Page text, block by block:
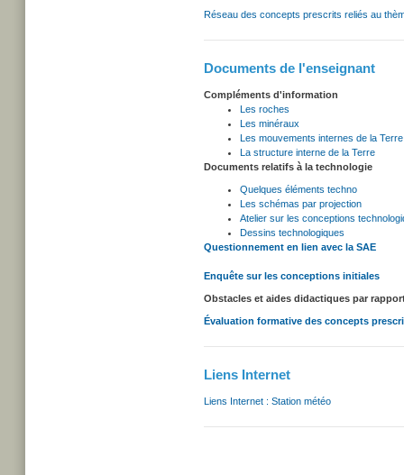
Réseau des concepts prescrits reliés au
Documents de l'enseignant
Compléments d'information
Les roches
Les minéraux
Les mouvements internes de la Terre
La structure interne de la Terre
Documents relatifs à la technologie
Quelques éléments techno
Les schémas par projection
Atelier sur les conceptions
Dessins technologiques
Questionnement en lien avec la SAE
Enquête sur les conceptions initiales
Obstacles et aides didactiques par
Évaluation formative des concepts
Liens Internet
Liens Internet : Station météo